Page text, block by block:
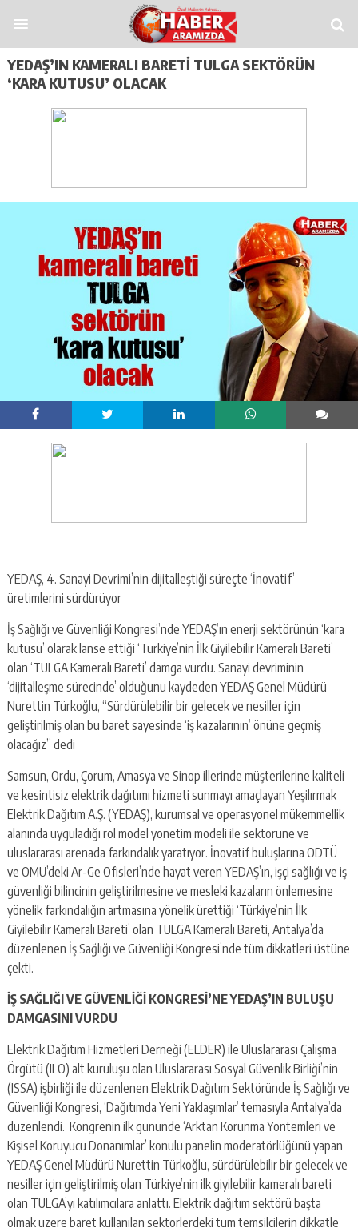
Casino Spinograndpashabet
YEDAŞ’IN KAMERALI BARETI TULGA SEKTÖRÜN
‘KARA KUTUSU’ OLACAK
YEDAŞ, 4. Sanayi Devrimi’nin dijitalleştiği süreçte ‘İnovatif’
üretimlerini sürdürüyor
İş Sağlığı ve Güvenliği Kongresi’nde YEDAŞ’ın enerji sektörünün ‘kara
kutusu’ olarak lanse ettiği ‘Türkiye’nin İlk Giyilebilir Kameralı Bareti’
olan ‘TULGA Kameralı Bareti’ damga vurdu. Sanayi devriminin
‘dijitalleşme sürecinde’ olduğunu kaydeden YEDAŞ Genel Müdürü
Nurettin Türkoğlu, “Sürdürülebilir bir gelecek ve nesiller için
geliştirilmiş olan bu baret sayesinde ‘iş kazalarının’ önüne geçmiş
olacağız” dedi
Samsun, Ordu, Çorum, Amasya ve Sinop illerinde müşterilerine kaliteli
ve kesintisiz elektrik dağıtımı hizmeti sunmayı amaçlayan Yeşilırmak
Elektrik Dağıtım A.Ş. (YEDAŞ), kurumsal ve operasyonel mükemmellik
alanında uyguladığı rol model yönetim modeli ile sektörüne ve
uluslararası arenada farkındalık yaratıyor. İnovatif buluşlarına ODTÜ
ve OMÜ’deki Ar-Ge Ofisleri’nde hayat veren YEDAŞ’ın, işçi sağlığı ve iş
güvenliği bilincinin geliştirilmesine ve mesleki kazaların önlemesine
yönelik farkındalığın artmasına yönelik ürettiği ‘Türkiye’nin İlk
Giyilebilir Kameralı Bareti’ olan TULGA Kameralı Bareti, Antalya’da
düzenlenen İş Sağlığı ve Güvenliği Kongresi’nde tüm dikkatleri üstüne
çekti.
İŞ SAĞLIĞI VE GÜVENLİĞİ KONGRESİ’NE YEDAŞ’IN BULUŞU
DAMGASINI VURDU
Elektrik Dağıtım Hizmetleri Derneği (ELDER) ile Uluslararası Çalışma
Örgütü (ILO) alt kuruluşu olan Uluslararası Sosyal Güvenlik Birliği’nin
(ISSA) işbirliği ile düzenlenen Elektrik Dağıtım Sektöründe İş Sağlığı ve
Güvenliği Kongresi, ‘Dağıtımda Yeni Yaklaşımlar’ temasıyla Antalya’da
düzenlendi. Kongrenin ilk gününde ‘Arktan Korunma Yöntemleri ve
Kişisel Koruyucu Donanımlar’ konulu panelin moderatörlüğünü yapan
YEDAŞ Genel Müdürü Nurettin Türkoğlu, sürdürülebilir bir gelecek ve
nesiller için geliştirilmiş olan Türkiye’nin ilk giyilebilir kameralı bareti
olan TULGA’yı katılımcılara anlattı. Elektrik dağıtım sektörü başta
olmak üzere baret kullanılan sektörlerdeki tüm temsilcilerin dikkatle